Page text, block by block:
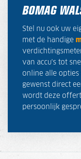
BOMAG
Stel nu ook uw
met de handige
van accu's tot
online alle
gewenst direct
wordt deze
persoonlijk